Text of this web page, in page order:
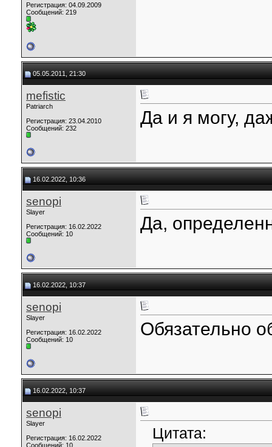
Регистрация: 04.09.2009
Сообщений: 219
05.05.2011, 21:30
mefistic
Patriarch
Регистрация: 23.04.2010
Сообщений: 232
Да и я могу,
16.02.2022, 10:36
senopi
Slayer
Регистрация: 16.02.2022
Сообщений: 10
Да,
16.02.2022, 10:37
senopi
Slayer
Регистрация: 16.02.2022
Сообщений: 10
Обязательно
16.02.2022, 10:37
senopi
Slayer
Регистрация: 16.02.2022
Сообщений: 10
Цитата: